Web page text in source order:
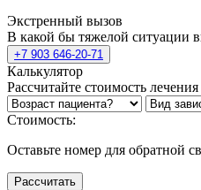
Экстренный вызов
В какой бы тяжелой ситуации
+7 903 646-20-71
Калькулятор
Рассчитайте стоимость лечения
Стоимость:
Оставьте номер для обратной
Рассчитать